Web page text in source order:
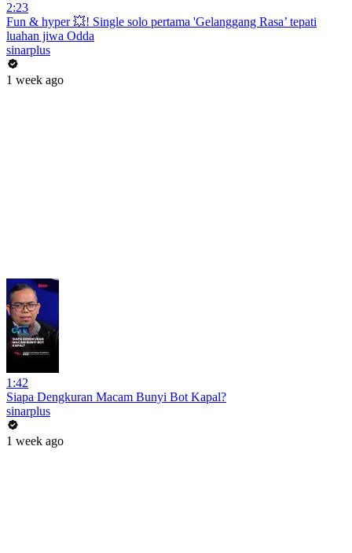
2:23
Fun & hyper 💥! Single solo pertama 'Gelanggang Rasa’ tepati
luahan jiwa Odda
sinarplus
1 week ago
1:42
Siapa Dengkuran Macam Bunyi Bot Kapal?
sinarplus
1 week ago